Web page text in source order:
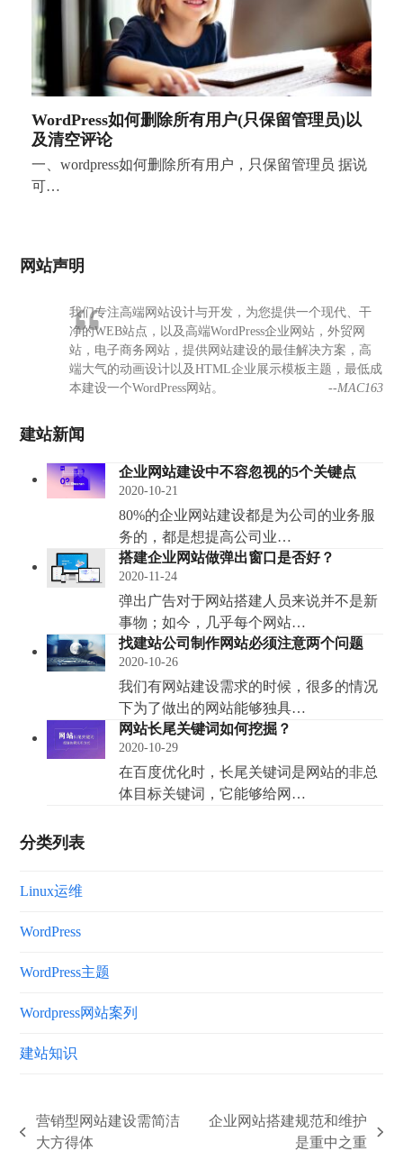
WordPress如何删除所有用户(只保留管理员)以
及清空评论
一、wordpress如何删除所有用户，只保留管理员 据说
可…
网站声明
我们专注高端网站设计与开发，为您提供一个现代、干
净的WEB站点，以及高端WordPress企业网站，外贸网
站，电子商务网站，提供网站建设的最佳解决方案，高
端大气的动画设计以及HTML企业展示模板主题，最低成
本建设一个WordPress网站。
--MAC163
建站新闻
企业网站建设中不容忽视的5个关键点
2020-10-21
80%的企业网站建设都是为公司的业务服
务的，都是想提高公司业…
搭建企业网站做弹出窗口是否好？
2020-11-24
弹出广告对于网站搭建人员来说并不是新
事物；如今，几乎每个网站…
找建站公司制作网站必须注意两个问题
2020-10-26
我们有网站建设需求的时候，很多的情况
下为了做出的网站能够独具…
网站长尾关键词如何挖掘？
2020-10-29
在百度优化时，长尾关键词是网站的非总
体目标关键词，它能够给网…
分类列表
Linux运维
WordPress
WordPress主题
Wordpress网站案列
建站知识
上
营销型网站建设需简洁
大方得体
企业网站搭建规范和维护
是重中之重